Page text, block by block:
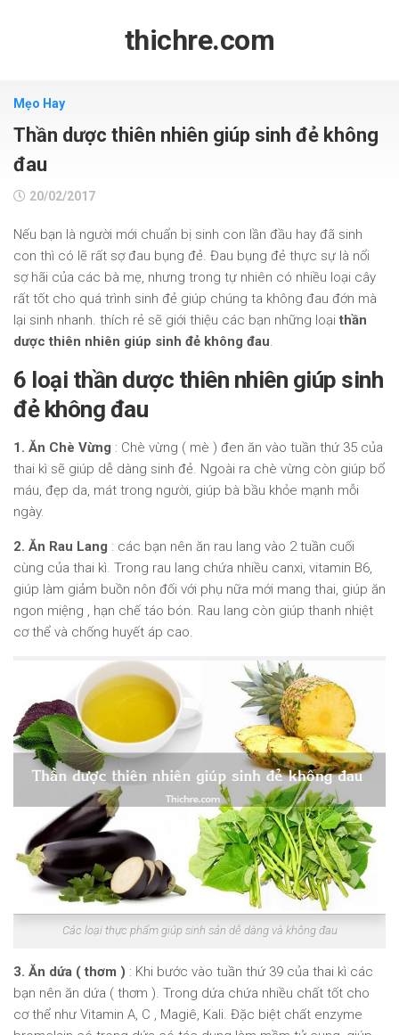
thichre.com
Mẹo Hay
Thần dược thiên nhiên giúp sinh đẻ không
đau
20/02/2017
Nếu bạn là người mới chuẩn bị sinh con lần đầu hay đã sinh
con thì có lẽ rất sợ đau bụng đẻ. Đau bụng đẻ thực sự là nổi
sợ hãi của các bà mẹ, nhưng trong tự nhiên có nhiều loại cây
rất tốt cho quá trình sinh đẻ giúp chúng ta không đau đớn mà
lại sinh nhanh. thích rẻ sẽ giới thiệu các bạn những loạithần
dược thiên nhiên giúp sinh đẻ không đau.
6 loại thần dược thiên nhiên giúp sinh
đẻ không đau
1. Ăn Chè Vừng : Chè vừng ( mè ) đen ăn vào tuần thứ 35 của
thai kì sẽ giúp dễ dàng sinh đẻ. Ngoài ra chè vừng còn giúp bổ
máu, đẹp da, mát trong người, giúp bà bầu khỏe mạnh mỗi
ngày.
2. Ăn Rau Lang : các bạn nên ăn rau lang vào 2 tuần cuối
cùng của thai kì. Trong rau lang chứa nhiều canxi, vitamin B6,
giúp làm giảm buồn nôn đối với phụ nữa mới mang thai, giúp ăn
ngon miệng , hạn chế táo bón. Rau lang còn giúp thanh nhiệt
cơ thể và chống huyết áp cao.
Các loại thực phẩm giúp sinh sản dễ dàng và không đau
3. Ăn dứa ( thơm ) : Khi bước vào tuần thứ 39 của thai kì các
bạn nên ăn dứa ( thơm ). Trong dứa chứa nhiều chất tốt cho
cơ thể như Vitamin A, C , Magiê, Kali. Đặc biệt chất enzyme